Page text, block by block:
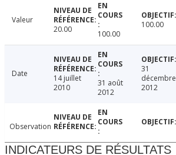
Valeur
20.00
100.00
100.00
Date
14 juillet
2010
31 août
2012
31
décembre
2012
Observation
INDICATEURS DE RÉSULTATS